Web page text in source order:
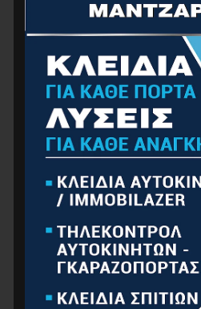
ΟΙΚΙΑΚΈΣ ΣΥΣΚΕΥΈΣ
ΟΙΚΙΑΚΌΣ ΕΞΟΠΛΙΣΜΌΣ
ΠΡΟΪΌΝΤΑ ΑUTO – MOTO
ΥΔΡΑΥΛΙΚΆ
ΧΡΏΜΑΤΑ
ΜΗΧΑΝΉΜΑΤΑ
ΓΕΝΝΉΤΡΙΕΣ – ΕΞΩΛΈΜΒΙΕΣ
ΕΡΓΑΛΕΊΑ ΑΈΡΟΣ
ΗΛΕΚΤΡΟΣΥΓΚΟΛΛΉΣΕΙΣ